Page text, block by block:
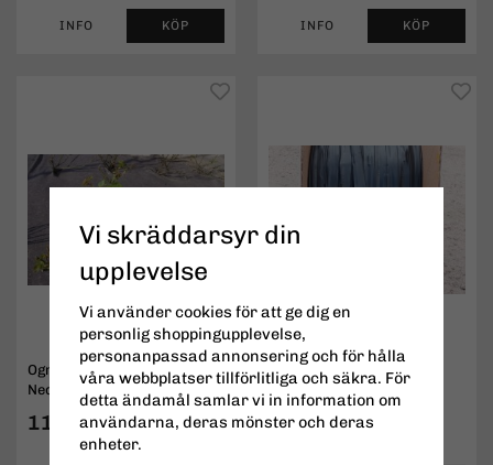
INFO KÖP INFO KÖP
Ogräsduk Biologisk
Nedbrytbar (Biocovers)
119 kr
Droppslang
1,90 kr
Vi skräddarsyr din
upplevelse
Vi använder cookies för att ge dig en
personlig shoppingupplevelse,
personanpassad annonsering och för hålla
våra webbplatser tillförlitliga och säkra. För
detta ändamål samlar vi in information om
användarna, deras mönster och deras
enheter.